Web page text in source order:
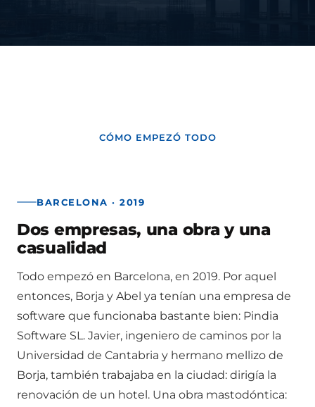
CÓMO EMPEZÓ TODO
BARCELONA · 2019
Dos empresas, una obra y una
casualidad
Todo empezó en Barcelona, en 2019. Por aquel
entonces, Borja y Abel ya tenían una empresa de
software que funcionaba bastante bien: Pindia
Software SL. Javier, ingeniero de caminos por la
Universidad de Cantabria y hermano mellizo de
Borja, también trabajaba en la ciudad: dirigía la
renovación de un hotel. Una obra mastodóntica: